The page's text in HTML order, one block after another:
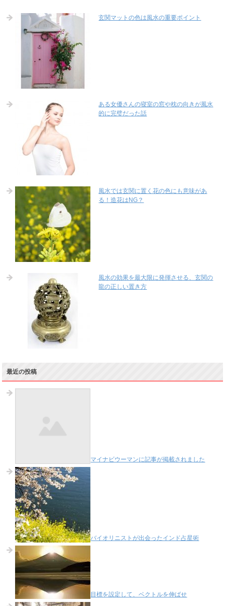
玄関マットの色は風水の重要ポイント
ある女優さんの寝室の窓や枕の向きが風水
的に完璧だった話
風水では玄関に置く花の色にも意味があ
る！造花はNG？
風水の効果を最大限に発揮させる、玄関の
龍の正しい置き方
最近の投稿
マイナビウーマンに記事が掲載されました
バイオリニストが出会ったインド占星術
目標を設定して、ベクトルを伸ばせ